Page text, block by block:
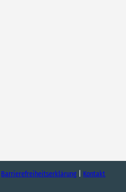
Barrierefreiheitserklärung Kontakt